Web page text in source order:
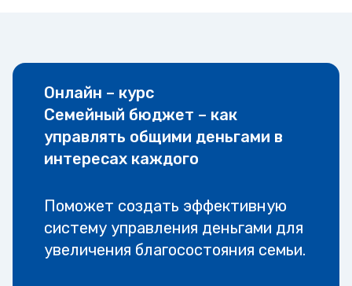
Онлайн – курс
Семейный бюджет – как
управлять общими деньгами в
интересах каждого
Поможет создать эффективную
систему управления деньгами для
увеличения благосостояния семьи.